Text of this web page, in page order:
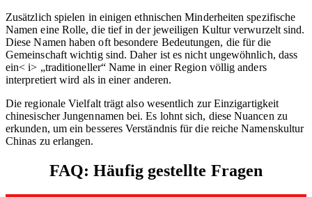
Zusätzlich spielen in einigen ethnischen Minderheiten spezifische
Namen eine Rolle, die tief in der jeweiligen Kultur verwurzelt sind.
Diese Namen haben oft besondere Bedeutungen, die für die
Gemeinschaft wichtig sind. Daher ist es nicht ungewöhnlich, dass
ein< i> „traditioneller“ Name in einer Region völlig anders
interpretiert wird als in einer anderen.
Die regionale Vielfalt trägt also wesentlich zur Einzigartigkeit
chinesischer Jungennamen bei. Es lohnt sich, diese Nuancen zu
erkunden, um ein besseres Verständnis für die reiche Namenskultur
Chinas zu erlangen.
FAQ: Häufig gestellte Fragen